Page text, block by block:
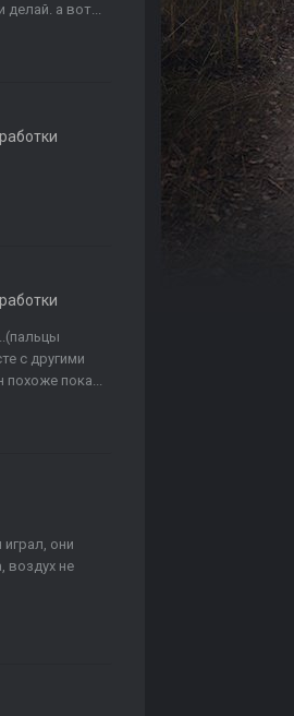
делай. а вот...
с другими
похоже пока...
они
воздух не